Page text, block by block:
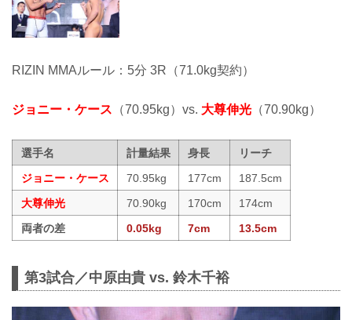
RIZIN MMAルール：5分 3R（71.0kg契約）
ジョニー・ケース （70.95kg）vs. 大尊伸光 （70.90kg）
選手名 計量結果 身長
リーチ
ジョニー・ケース
70.95kg 177cm
187.5cm
大尊伸光
70.90kg 170cm
174cm
両者の差
0.05kg 7cm 13.5cm
第3試合／中原由貴 vs. 鈴木千裕